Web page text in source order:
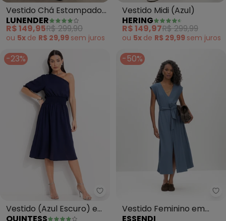
Vestido Chá Estampado
com Mangas 3/4 (Azul)
LUNENDER
R$ 149,95R$ 299,90
ou 5x de R$ 29,99 sem juros
Vestido Midi (Azul)
HERING
R$ 149,97R$ 299,99
ou 5x de R$ 29,99 sem juros
-23%
Quintess - Vestido (Azul
Vestido (Azul Escuro) em
-50%
Vestido Feminino em